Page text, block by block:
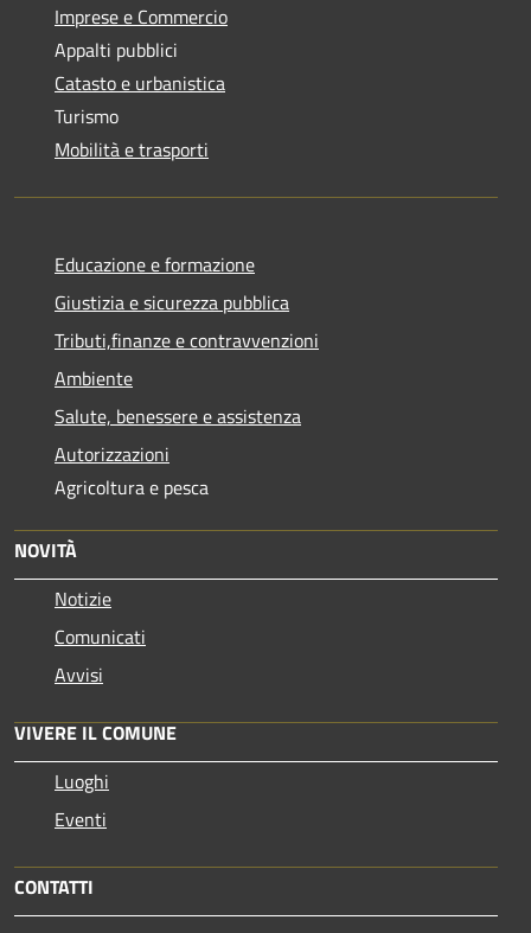
Imprese e Commercio
Appalti pubblici
Catasto e urbanistica
Turismo
Mobilità e trasporti
Educazione e formazione
Giustizia e sicurezza pubblica
Tributi,finanze e contravvenzioni
Ambiente
Salute, benessere e assistenza
Autorizzazioni
Agricoltura e pesca
NOVITÀ
Notizie
Comunicati
Avvisi
VIVERE IL COMUNE
Luoghi
Eventi
CONTATTI